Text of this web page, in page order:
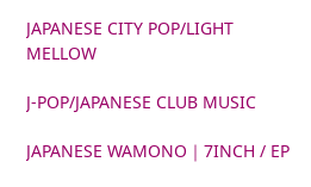
JAPANESE CITY POP/LIGHT
MELLOW
J-POP/JAPANESE CLUB MUSIC
JAPANESE WAMONO｜7INCH / EP